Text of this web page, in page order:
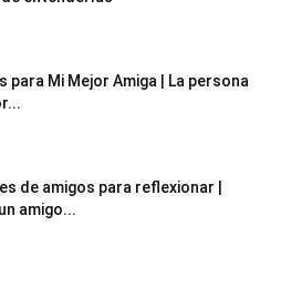
para Mi Mejor Amiga | La persona
de amigos para reflexionar |
amigo...